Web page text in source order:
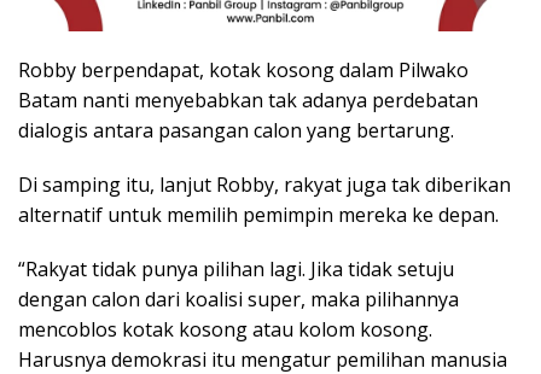
Robby berpendapat, kotak kosong dalam Pilwako
Batam nanti menyebabkan tak adanya perdebatan
dialogis antara pasangan calon yang bertarung.
Di samping itu, lanjut Robby, rakyat juga tak diberikan
alternatif untuk memilih pemimpin mereka ke depan.
“Rakyat tidak punya pilihan lagi. Jika tidak setuju
dengan calon dari koalisi super, maka pilihannya
mencoblos kotak kosong atau kolom kosong.
Harusnya demokrasi itu mengatur pemilihan manusia